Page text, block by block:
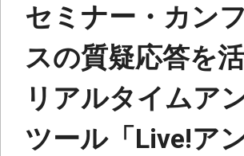
セミナー・カン
スの質疑応答を
リアルタイムア
ツール「Live!ア